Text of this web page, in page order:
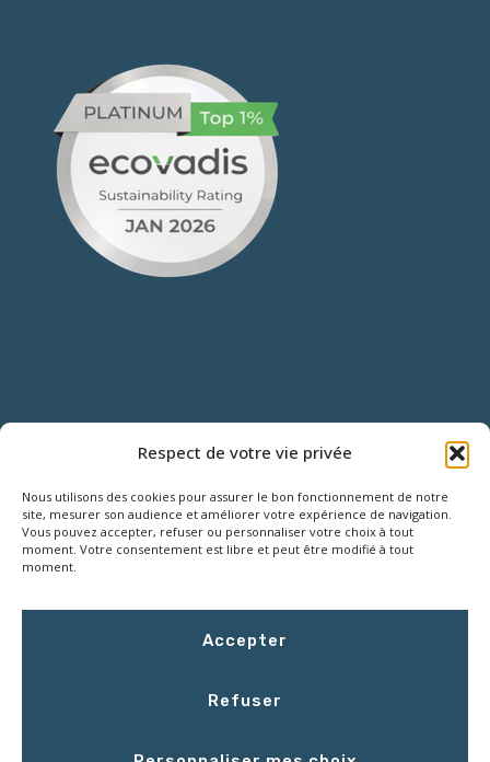
Respect de votre vie privée
Nous utilisons des cookies pour assurer le bon fonctionnement de notre
site, mesurer son audience et améliorer votre expérience de navigation.
Vous pouvez accepter, refuser ou personnaliser votre choix à tout
moment. Votre consentement est libre et peut être modifié à tout
moment.
Accepter
Refuser
18 Rue Roger SALENGRO,
Z.I. des Grouëts, 41100 SAINT-OUEN